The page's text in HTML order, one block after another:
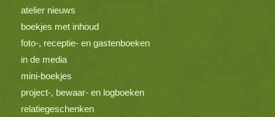
atelier nieuws
boekjes met inhoud
foto-, receptie- en gastenboeken
in de media
mini-boekjes
project-, bewaar- en logboeken
relatiegeschenken